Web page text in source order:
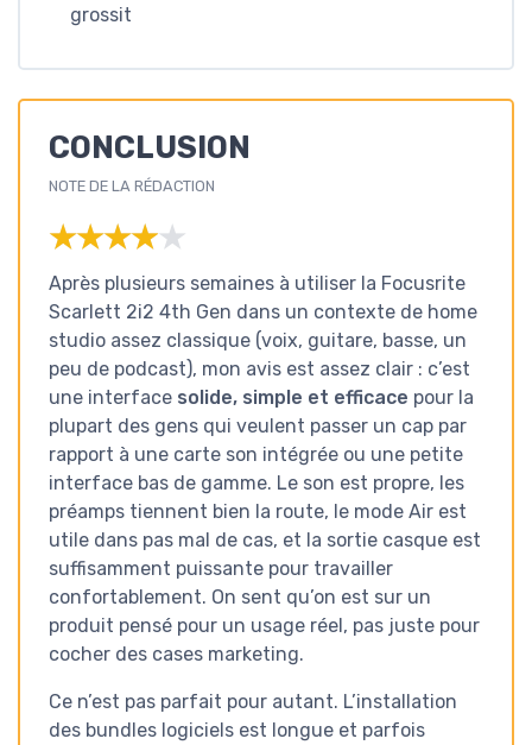
grossit
CONCLUSION
NOTE DE LA RÉDACTION
★★★★★
★★★★★
Après plusieurs semaines à utiliser la Focusrite
Scarlett 2i2 4th Gen dans un contexte de home
studio assez classique (voix, guitare, basse, un
peu de podcast), mon avis est assez clair : c’est
une interface solide, simple et efficace pour la
plupart des gens qui veulent passer un cap par
rapport à une carte son intégrée ou une petite
interface bas de gamme. Le son est propre, les
préamps tiennent bien la route, le mode Air est
utile dans pas mal de cas, et la sortie casque est
suffisamment puissante pour travailler
confortablement. On sent qu’on est sur un
produit pensé pour un usage réel, pas juste pour
cocher des cases marketing.
Ce n’est pas parfait pour autant. L’installation
des bundles logiciels est longue et parfois